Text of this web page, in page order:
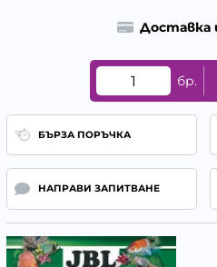
Доставка
бр.
БЪРЗА ПОРЪЧКА
НАПРАВИ ЗАПИТВАНЕ